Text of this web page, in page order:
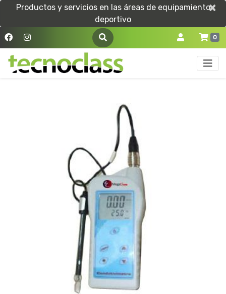
Productos y servicios en las áreas de equipamiento
deportivo
×
×
0